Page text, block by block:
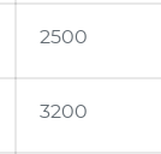
2500
3200